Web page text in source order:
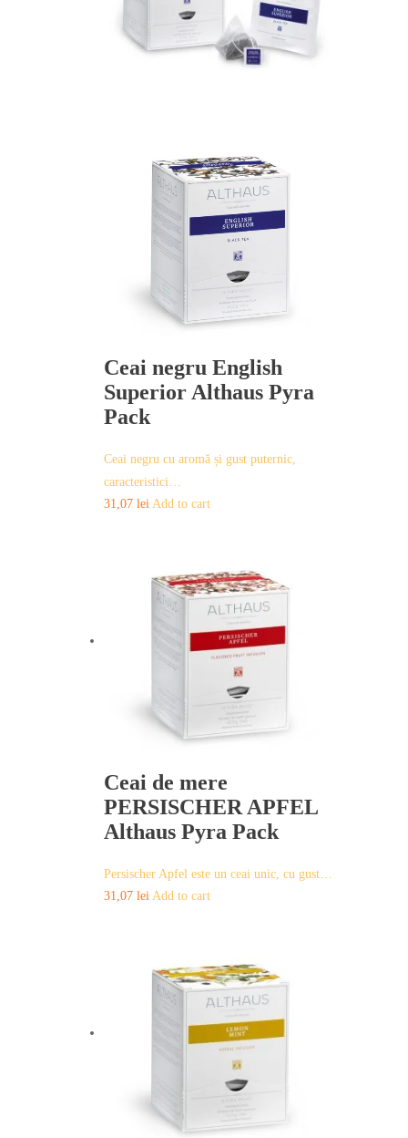
Ceai negru English
Superior Althaus Pyra
Pack
Ceai negru cu aromă și gust puternic,
caracteristici…
31,07 lei Add to cart
Ceai de mere
PERSISCHER APFEL
Althaus Pyra Pack
Persischer Apfel este un ceai unic, cu gust…
31,07 lei Add to cart